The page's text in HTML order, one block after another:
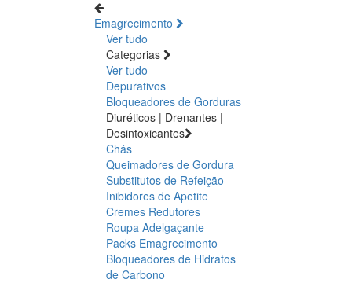
Emagrecimento
Ver tudo
Categorias
Ver tudo
Depurativos
Bloqueadores de Gorduras
Diuréticos | Drenantes |
Desintoxicantes
Chás
Queimadores de Gordura
Substitutos de Refeição
Inibidores de Apetite
Cremes Redutores
Roupa Adelgaçante
Packs Emagrecimento
Bloqueadores de Hidratos
de Carbono